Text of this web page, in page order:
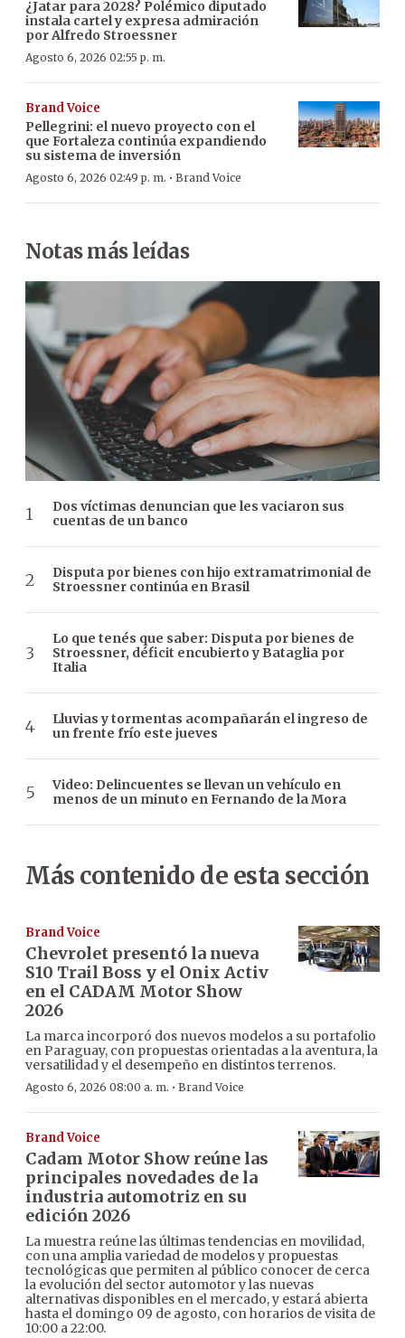
¿Jatar para 2028? Polémico diputado
instala cartel y expresa admiración
por Alfredo Stroessner
Agosto 6, 2026 02:55 p. m.
Brand Voice
Pellegrini: el nuevo proyecto con el
que Fortaleza continúa expandiendo
su sistema de inversión
Agosto 6, 2026 02:49 p. m. · Brand Voice
Notas más leídas
Dos víctimas denuncian que les vaciaron sus
cuentas de un banco
Disputa por bienes con hijo extramatrimonial de
Stroessner continúa en Brasil
Lo que tenés que saber: Disputa por bienes de
Stroessner, déficit encubierto y Bataglia por
Italia
Lluvias y tormentas acompañarán el ingreso de
un frente frío este jueves
Video: Delincuentes se llevan un vehículo en
menos de un minuto en Fernando de la Mora
Más contenido de esta sección
Brand Voice
Chevrolet presentó la nueva
S10 Trail Boss y el Onix Activ
en el CADAM Motor Show
2026
La marca incorporó dos nuevos modelos a su portafolio
en Paraguay, con propuestas orientadas a la aventura, la
versatilidad y el desempeño en distintos terrenos.
Agosto 6, 2026 08:00 a. m. · Brand Voice
Brand Voice
Cadam Motor Show reúne las
principales novedades de la
industria automotriz en su
edición 2026
La muestra reúne las últimas tendencias en movilidad,
con una amplia variedad de modelos y propuestas
tecnológicas que permiten al público conocer de cerca
la evolución del sector automotor y las nuevas
alternativas disponibles en el mercado, y estará abierta
hasta el domingo 09 de agosto, con horarios de visita de
10:00 a 22:00.